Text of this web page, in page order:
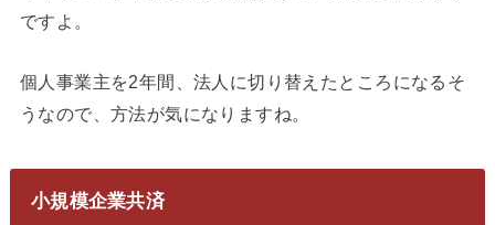
ですよ。
個人事業主を2年間、法人に切り替えたところになるそ
うなので、方法が気になりますね。
小規模企業共済